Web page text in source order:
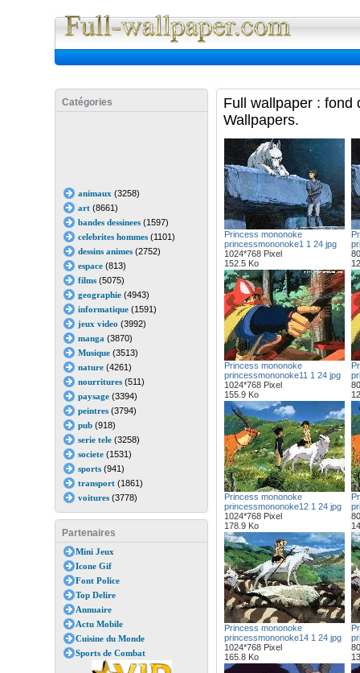
Catégories
animaux (3258)
art(8661)
bandes dessinees(1597)
celebrites hommes(1101)
dessins animes(2752)
espace(813)
films(5075)
geographie(4943)
informatique(1591)
jeux video (3992)
manga (3870)
Musique(3513)
nature(4261)
nourritures(511)
paysage(3394)
peintres(3794)
pub(918)
serie tele(3258)
societe(1531)
sports(941)
transport(1861)
voitures(3778)
Partenaires
Mini Jeux
Icone Gif
Font Police
Top Delire
Annuaire
Actu Mobile
Cuisine du Monde
Sports de Combat
Full wallpaper : fond
Wallpapers.
Princess mononoke
princessmononoke1 1 24 jpg
1024*768 Pixel
152.5 Ko
Princess mononoke
princessmononoke11 1 24 jpg
1024*768 Pixel
155.9 Ko
Princess mononoke
princessmononoke12 1 24 jpg
1024*768 Pixel
178.9 Ko
Princess mononoke
princessmononoke14 1 24 jpg
1024*768 Pixel
165.8 Ko